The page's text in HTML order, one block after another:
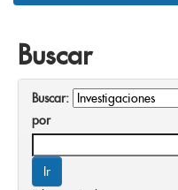
Buscar
Buscar:
por